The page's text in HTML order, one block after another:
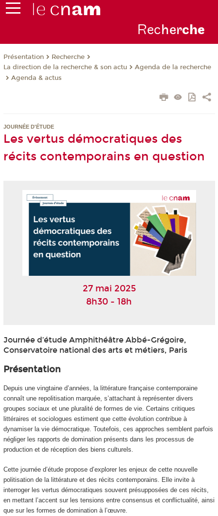
Recherche
Présentation
Recherche
La direction de la recherche & son actu
Agenda de la recherche
Agenda & actus
JOURNÉE D'ÉTUDE
Les vertus démocratiques des
récits contemporains en question
27 mai 2025
8h30 - 18h
Journée d’étude Amphithéâtre Abbé-Grégoire,
Conservatoire national des arts et métiers, Paris
Présentation
Depuis une vingtaine d’années, la littérature française contemporaine
connaît une repolitisation marquée, s’attachant à représenter divers
groupes sociaux et une pluralité de formes de vie. Certains critiques
littéraires et sociologues estiment que cette évolution contribue à
dynamiser la vie démocratique. Toutefois, ces approches semblent parfois
négliger les rapports de domination présents dans les processus de
production et de réception des biens culturels.
Cette journée d’étude propose d’explorer les enjeux de cette nouvelle
politisation de la littérature et des récits contemporains. Elle invite à
interroger les vertus démocratiques souvent présupposées de ces récits,
en mettant l’accent sur les tensions entre consensus et conflictualité, ainsi
que sur les formes de domination à l’œuvre.